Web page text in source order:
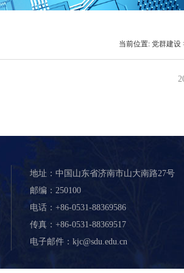
当前位置: 党群建设
地址：中国山东省济南市山大南路27号
邮编：250100
电话：+86-0531-88369586
传真：+86-0531-88369517
电子邮件：kjc@sdu.edu.cn